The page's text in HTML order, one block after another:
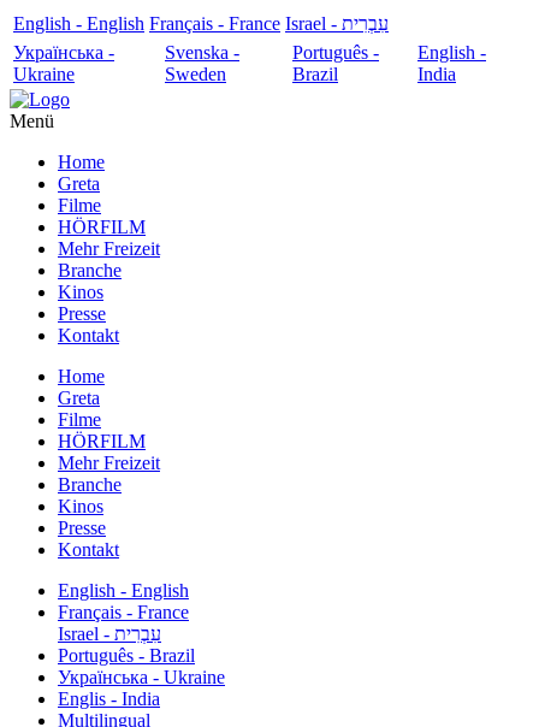
English - English Français - France
עִבְרִית - Israel
Українська -
Ukraine
Svenska -
Sweden
Português -
Brazil
English -
India
Menü
Home
Greta
Filme
HÖRFILM
Mehr Freizeit
Branche
Kinos
Presse
Kontakt
Home
Greta
Filme
HÖRFILM
Mehr Freizeit
Branche
Kinos
Presse
Kontakt
English - English
Français - France
עִבְרִית - Israel
Português - Brazil
Українська - Ukraine
Englis - India
Multilingual